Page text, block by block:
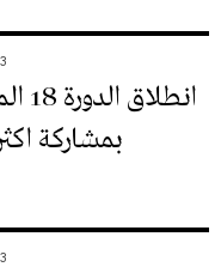
3 AUGUST 2026
بمشاركة اكثر من 300
3 AUGUST 2026